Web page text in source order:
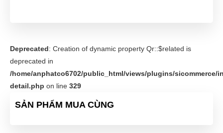
Deprecated: Creation of dynamic property Qr::$related is
deprecated in
/home/anphatco6702/public_html/views/plugins/sicommerce/
detail.php on line 329
SẢN PHẨM MUA CÙNG